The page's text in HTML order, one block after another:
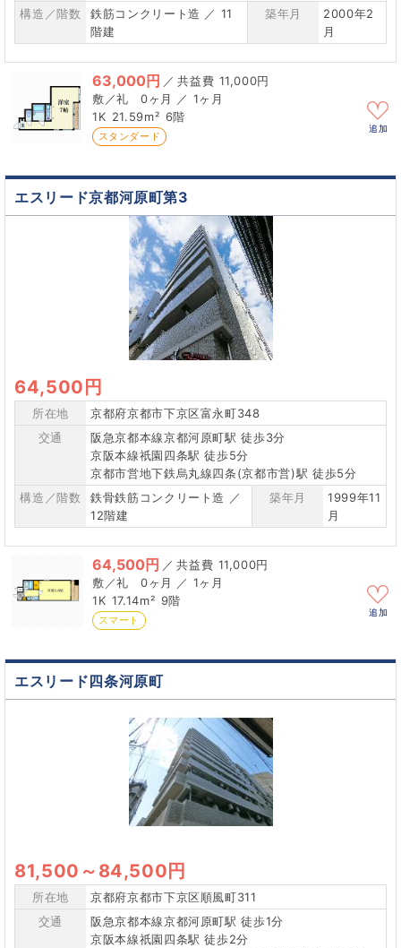
構造／階数
鉄筋コンクリート造 ／ 11
階建
築年月
2000年2
月
63,000円 ／
11,000円
0ヶ月 ／ 1ヶ月
1K 21.59m² 6階
スタンダード
追加
エスリード京都河原町第3
64,500円
所在地
京都府京都市下京区富永町348
交通
阪急京都本線京都河原町駅 徒歩3分
京阪本線祇園四条駅 徒歩5分
京都市営地下鉄烏丸線四条(京都市営)駅 徒歩5分
構造／階数
鉄骨鉄筋コンクリート造 ／
12階建
築年月
1999年11
月
64,500円 ／
11,000円
0ヶ月 ／ 1ヶ月
1K 17.14m² 9階
スマート
追加
エスリード四条河原町
81,500 ～ 84,500円
所在地
京都府京都市下京区順風町311
交通
阪急京都本線京都河原町駅 徒歩1分
京阪本線祇園四条駅 徒歩2分